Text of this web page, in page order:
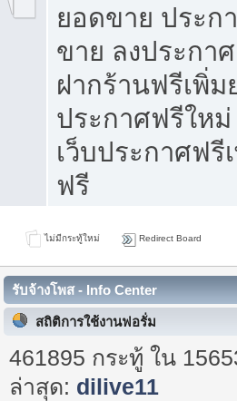
ยอดขาย ประก
ขาย ลงประกา
ฝากร้านฟรีเพิ่ม
ประกาศฟรีให
เว็บประกาศฟรี
ฟรี
ไม่มีกระทู้ใหม่ Redirect Board
รับจ้างโพส - Info Center
สถิติการใช้งานฟอรั่ม
461895 กระทู้ ใน
ล่าสุด: dilive11